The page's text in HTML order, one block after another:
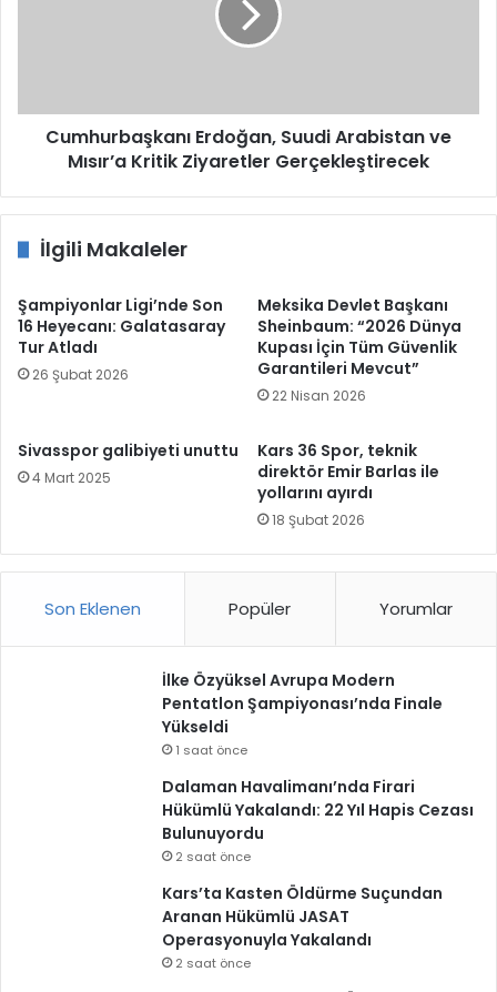
Gerçekleştirecek
Cumhurbaşkanı Erdoğan, Suudi Arabistan ve
Mısır’a Kritik Ziyaretler Gerçekleştirecek
İlgili Makaleler
Şampiyonlar Ligi’nde Son
16 Heyecanı: Galatasaray
Tur Atladı
26 Şubat 2026
Meksika Devlet Başkanı
Sheinbaum: “2026 Dünya
Kupası İçin Tüm Güvenlik
Garantileri Mevcut”
22 Nisan 2026
Sivasspor galibiyeti unuttu
4 Mart 2025
Kars 36 Spor, teknik
direktör Emir Barlas ile
yollarını ayırdı
18 Şubat 2026
Son Eklenen Popüler Yorumlar
İlke Özyüksel Avrupa Modern
Pentatlon Şampiyonası’nda Finale
Yükseldi
1 saat önce
Dalaman Havalimanı’nda Firari
Hükümlü Yakalandı: 22 Yıl Hapis Cezası
Bulunuyordu
2 saat önce
Kars’ta Kasten Öldürme Suçundan
Aranan Hükümlü JASAT
Operasyonuyla Yakalandı
2 saat önce